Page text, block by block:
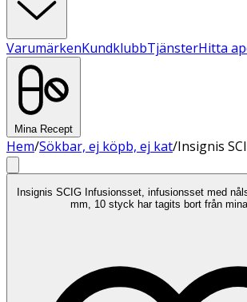
VarumärkenKundklubbTjänsterHitta
Mina Recept
Hem/Sökbar, ej köpb, ej kat/Insignis
Insignis SCIG Infusionsset, infusionsset med
mm, 10 styck har tagits bort från